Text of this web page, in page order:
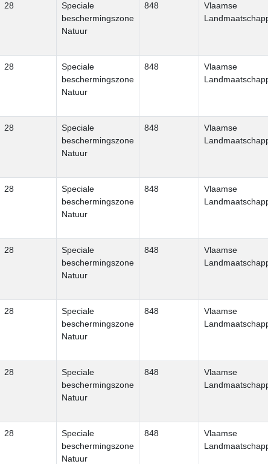
28
Speciale
beschermingszone
Natuur
848
Vlaamse
28
Speciale
beschermingszone
Natuur
848
Vlaamse
28
Speciale
beschermingszone
Natuur
848
Vlaamse
28
Speciale
beschermingszone
Natuur
848
Vlaamse
28
Speciale
beschermingszone
Natuur
848
Vlaamse
28
Speciale
beschermingszone
Natuur
848
Vlaamse
28
Speciale
beschermingszone
Natuur
848
Vlaamse
28
Speciale
beschermingszone
Natuur
848
Vlaamse